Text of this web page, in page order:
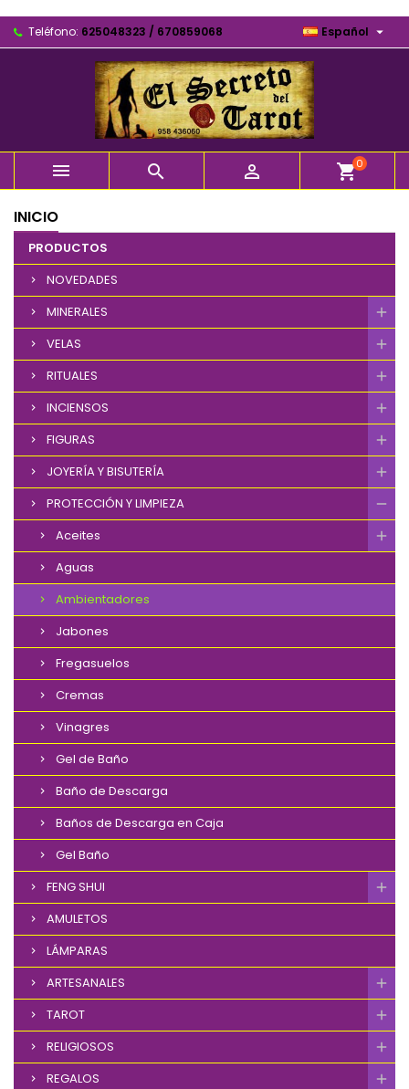
Teléfono: 625048323 / 670859068 Español 
   shopping_cart0
INICIO
PRODUCTOS
NOVEDADES
MINERALES
VELAS
RITUALES
INCIENSOS
FIGURAS
JOYERÍA Y BISUTERÍA
PROTECCIÓN Y LIMPIEZA
Aceites
Aguas
Ambientadores
Jabones
Fregasuelos
Cremas
Vinagres
Gel de Baño
Baño de Descarga
Baños de Descarga en Caja
Gel Baño
FENG SHUI
AMULETOS
LÁMPARAS
ARTESANALES
TAROT
RELIGIOSOS
REGALOS